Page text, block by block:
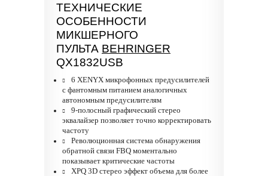
ТЕХНИЧЕСКИЕ
ОСОБЕННОСТИ
МИКШЕРНОГО
ПУЛЬТА BEHRINGER
QX1832USB
6 XENYX микрофонных предусилителей
с фантомным питанием аналогичных
автономным предусилителям
9-полосный графический стерео
эквалайзер позволяет точно корректировать
частоту
Революционная система обнаружения
обратной связи FBQ моментально
показывает критические частоты
XPQ 3D стерео эффект объема для более